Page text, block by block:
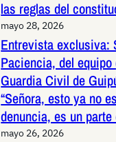
las reglas del
mayo 28, 2026
Entrevista exclusiva:
Paciencia, del equipo
Guardia Civil de
“Señora, esto ya no
denuncia, es un parte
mayo 26, 2026